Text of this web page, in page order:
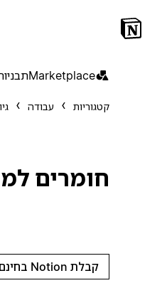
Marketplace
קטגוריות עבודה
חומרים
קבלת Notion בחינם